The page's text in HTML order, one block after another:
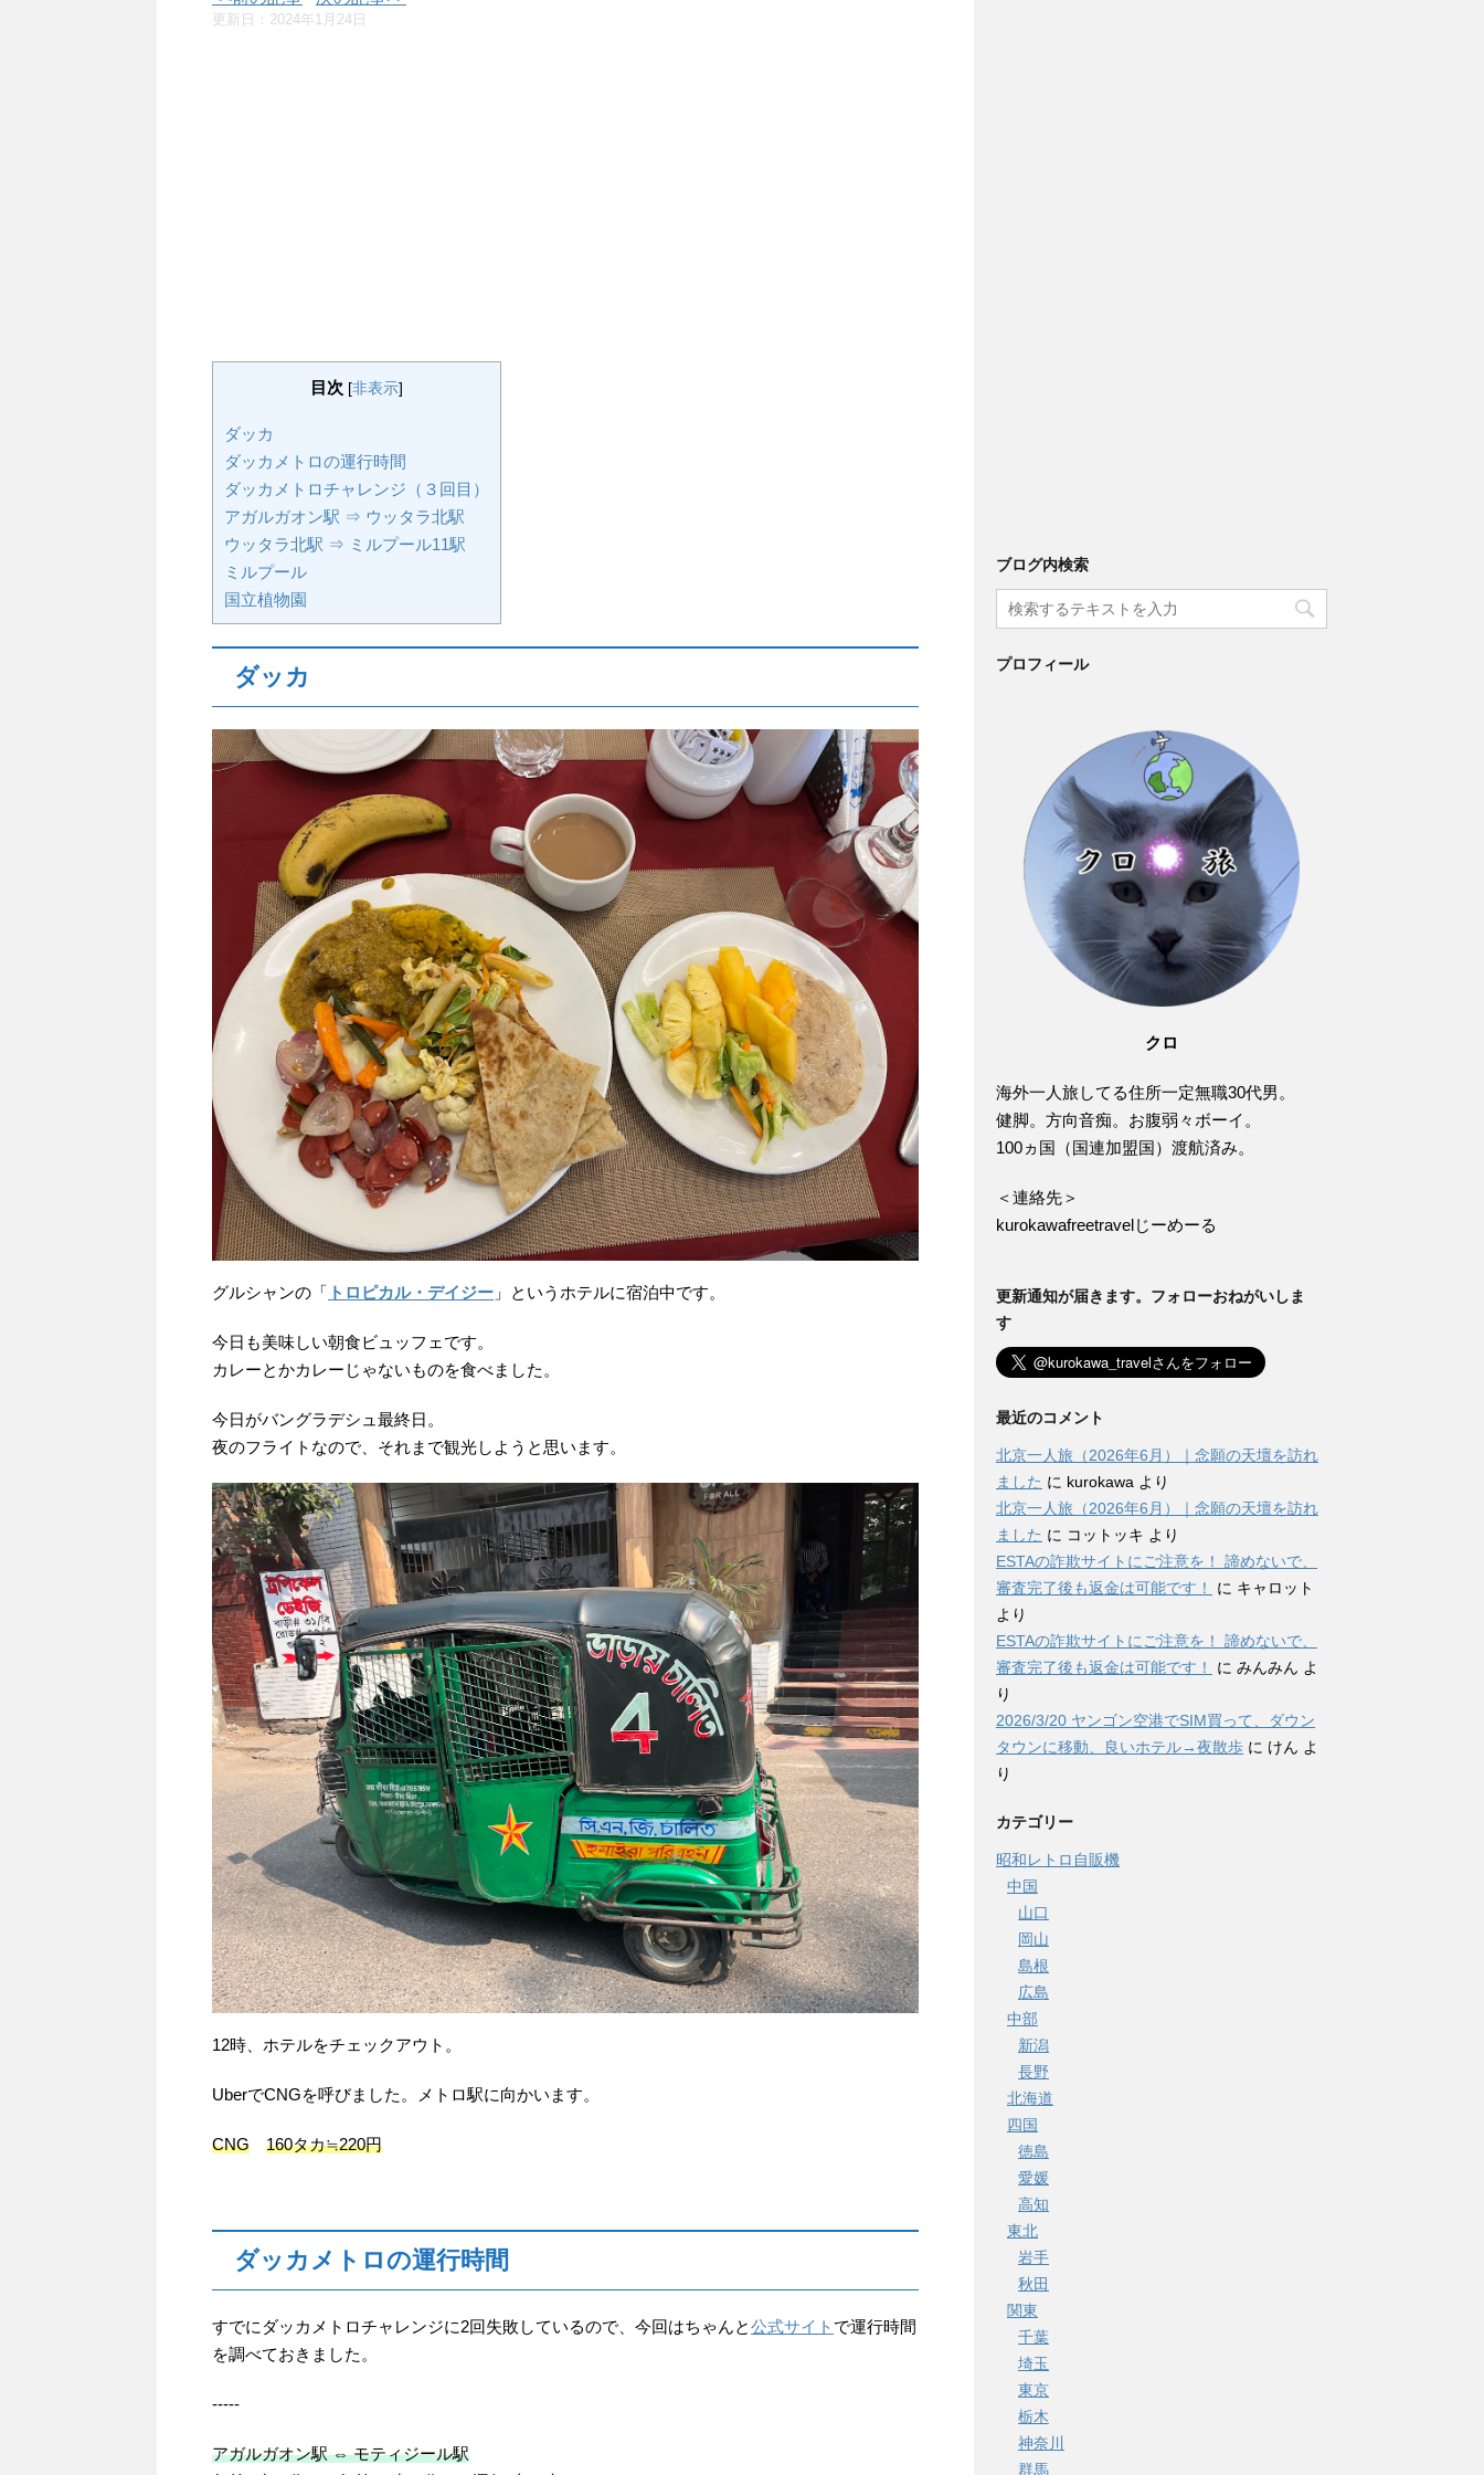
更新日： 2024年1月24日
目次 [非表示]
ダッカ
ダッカメトロの運行時間
ダッカメトロチャレンジ（３回目）
アガルガオン駅 ⇒ ウッタラ北駅
ウッタラ北駅 ⇒ ミルプール11駅
ミルプール
国立植物園
ダッカ
グルシャンの「 トロピカル・デイジー 」というホテルに宿泊中です。
今日も美味しい朝食ビュッフェです。
カレーとかカレーじゃないものを食べました。
今日がバングラデシュ最終日。
夜のフライトなので、それまで観光しようと思います。
12時、ホテルをチェックアウト。
UberでCNGを呼びました。メトロ駅に向かいます。
CNG 160タカ≒220円
ダッカメトロの運行時間
すでにダッカメトロチャレンジに2回失敗しているので、今回はちゃんと公式サイト で運行時間
を調べておきました。
-----
アガルガオン駅 ⇔ モティジール駅
ブログ内検索
プロフィール
クロ
海外一人旅してる住所一定無職30代男。
健脚。方向音痴。お腹弱々ボーイ。
100ヵ国（国連加盟国）渡航済み。
＜連絡先＞
kurokawafreetravelじーめーる
更新通知が届きます。フォローおねがいしま
す
最近のコメント
北京一人旅（2026年6月）｜念願の天壇を訪れ
ました に kurokawa より
北京一人旅（2026年6月）｜念願の天壇を訪れ
ました に コットッキ より
ESTAの詐欺サイトにご注意を！ 諦めないで、
審査完了後も返金は可能です！
に キャロット
より
ESTAの詐欺サイトにご注意を！ 諦めないで、
審査完了後も返金は可能です！
に みんみん よ
り
2026/3/20 ヤンゴン空港でSIM買って、ダウン
タウンに移動、良いホテル→夜散歩 に けん よ
り
カテゴリー
昭和レトロ自販機
中国
山口
岡山
島根
広島
中部
新潟
長野
北海道
四国
徳島
愛媛
高知
東北
岩手
秋田
関東
千葉
埼玉
東京
栃木
神奈川
群馬